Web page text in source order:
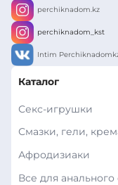
perchiknadom.kz
perchiknadom_kst
Intim
Каталог
Секс-игрушки
Смазки, гели,
Афродизиаки
Все для анального